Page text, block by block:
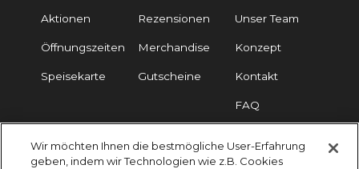
Aktionen
Öffnungszeiten
Speisekarte
Rezensionen
Merchandise
Gutscheine
Unser Team
Konzept
Kontakt
FAQ
Impressum Cookies Datenschutz
Wir möchten Ihnen die bestmögliche User-Erfahrung
geben, indem wir Technologien wie z.B. Cookies